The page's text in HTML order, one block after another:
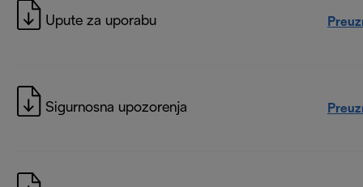
Upute za uporabu
Sigurnosna upozorenja